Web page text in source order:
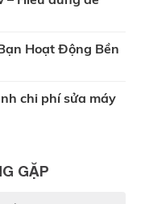
Hoạt Động Bền
chi phí sửa máy
GẶP